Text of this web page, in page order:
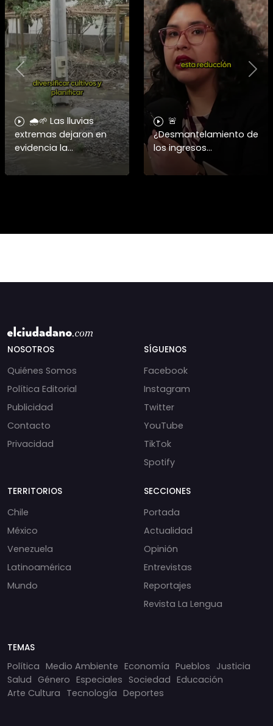
🌧️🌱 Las lluvias
extremas dejaron en
evidencia la
vulnerabilidad del
campo chileno.
🚨
¿Desmantelamiento de
los ingresos
municipales o
beneficio fiscal
Previous
NOSOTROS
Quiénes Somos
Política Editorial
Publicidad
Contacto
Privacidad
SÍGUENOS
Facebook
Instagram
Twitter
YouTube
TikTok
Spotify
TERRITORIOS
Chile
México
Venezuela
Latinoamérica
Mundo
SECCIONES
Portada
Actualidad
Opinión
Entrevistas
Reportajes
Revista La Lengua
TEMAS
Política Medio Ambiente Economía Pueblos Justicia
Salud Género Especiales Sociedad Educación
Arte Cultura Tecnología Deportes